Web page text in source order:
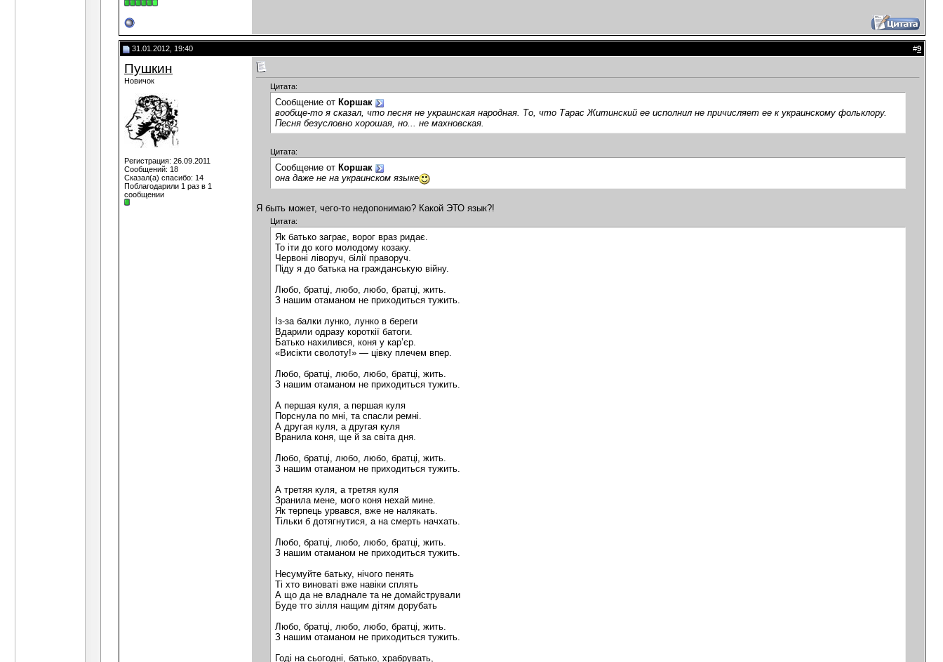
31.01.2012, 19:40 #9
Пушкин
Новичок
Регистрация: 26.09.2011
Сообщений: 18
Сказал(а) спасибо: 14
Поблагодарили 1 раз в 1
сообщении
Цитата:
Сообщение от Коршак
вообще-то я сказал, что песня не украинская народная. То, что Тарас Житинский ее исполнил не причисляет ее к украинскому фольклору.
Песня безусловно хорошая, но... не махновская.
Цитата:
Сообщение от Коршак
она даже не на украинском языке
Я быть может, чего-то недопонимаю? Какой ЭТО язык?!
Цитата:
Як батько заграє, ворог враз ридає.
То іти до кого молодому козаку.
Червоні ліворуч, білії праворуч.
Піду я до батька на гражданськую війну.
Любо, братці, любо, любо, братці, жить.
З нашим отаманом не приходиться тужить.
Із-за балки лунко, лунко в береги
Вдарили одразу короткії батоги.
Батько нахилився, коня у кар’єр.
«Висікти сволоту!» — цівку плечем впер.
Любо, братці, любо, любо, братці, жить.
З нашим отаманом не приходиться тужить.
А першая куля, а першая куля
Порснула по мні, та спасли ремні.
А другая куля, а другая куля
Вранила коня, ще й за світа дня.
Любо, братці, любо, любо, братці, жить.
З нашим отаманом не приходиться тужить.
А третяя куля, а третяя куля
Зранила мене, мого коня нехай мине.
Як терпець урвався, вже не налякать.
Тільки б дотягнутися, а на смерть начхать.
Любо, братці, любо, любо, братці, жить.
З нашим отаманом не приходиться тужить.
Несумуйте батьку, нічого пенять
Ті хто виноваті вже навіки сплять
А що да не владнале та не домайстрували
Буде тго зілля нащим дітям дорубать
Любо, братці, любо, любо, братці, жить.
З нашим отаманом не приходиться тужить.
Годі на сьогодні, батько, храбрувать,